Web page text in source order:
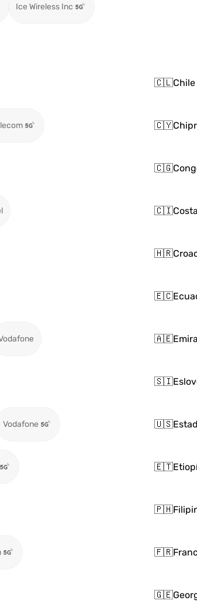
Ice Wireless Inc
🇨🇱Chile
🇨🇾
🇨🇬
🇨🇮
🇭🇷
🇪🇨
🇦🇪
🇸🇮
Vodafone 🇺🇸
🇪🇹
🇵🇭
🇫🇷
🇬🇪